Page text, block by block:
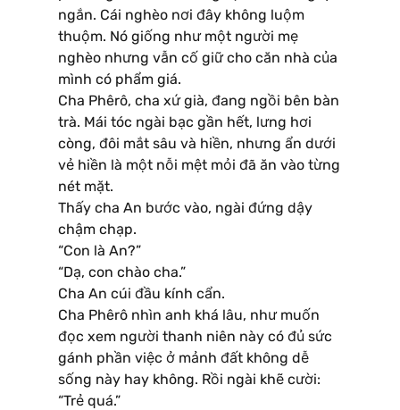
ngắn. Cái nghèo nơi đây không luộm
thuộm. Nó giống như một người mẹ
nghèo nhưng vẫn cố giữ cho căn nhà của
mình có phẩm giá.
Cha Phêrô, cha xứ già, đang ngồi bên bàn
trà. Mái tóc ngài bạc gần hết, lưng hơi
còng, đôi mắt sâu và hiền, nhưng ẩn dưới
vẻ hiền là một nỗi mệt mỏi đã ăn vào từng
nét mặt.
Thấy cha An bước vào, ngài đứng dậy
chậm chạp.
“Con là An?”
“Dạ, con chào cha.”
Cha An cúi đầu kính cẩn.
Cha Phêrô nhìn anh khá lâu, như muốn
đọc xem người thanh niên này có đủ sức
gánh phần việc ở mảnh đất không dễ
sống này hay không. Rồi ngài khẽ cười:
“Trẻ quá.”